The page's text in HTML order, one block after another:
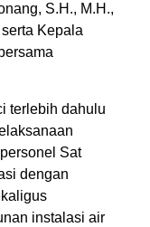
S.H., M.H.,
Kepala
terlebih dahulu
Sat
dengan
instalasi air